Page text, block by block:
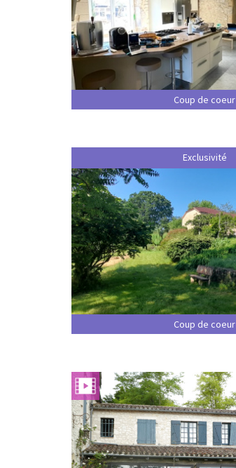
Coup de coeur
Exclusivité
Coup de coeur